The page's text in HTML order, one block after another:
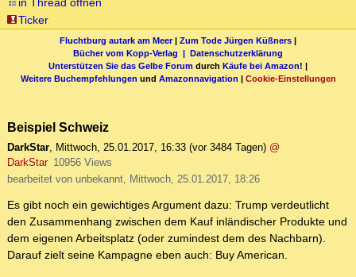
Ticker
Fluchtburg autark am Meer| Zum Tode Jürgen Küßners |
Bücher vom Kopp-Verlag | Datenschutzerklärung
Unterstützen Sie das Gelbe Forum durch Käufe bei Amazon! |
Weitere Buchempfehlungen und Amazonnavigation | Cookie-Einstellungen
Beispiel Schweiz
DarkStar, Mittwoch, 25.01.2017, 16:33 (vor 3484 Tagen) @
DarkStar 10956 Views
bearbeitet von unbekannt, Mittwoch, 25.01.2017, 18:26
Es gibt noch ein gewichtiges Argument dazu: Trump verdeutlicht
den Zusammenhang zwischen dem Kauf inländischer Produkte und
dem eigenen Arbeitsplatz (oder zumindest dem des Nachbarn).
Darauf zielt seine Kampagne eben auch: Buy American.